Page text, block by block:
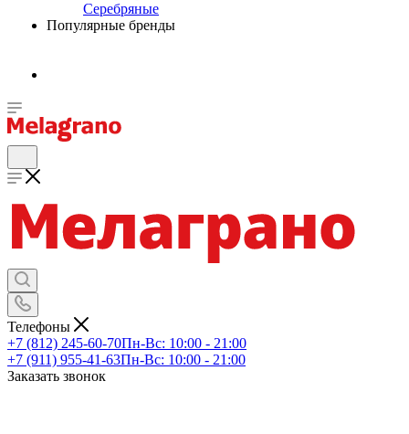
Серебряные
Популярные бренды
Телефоны
+7 (812) 245-60-70Пн-Вс: 10:00 - 21:00
+7 (911) 955-41-63Пн-Вс: 10:00 - 21:00
Заказать звонок